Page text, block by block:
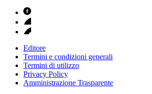
Editore
Termini e condizioni generali
Termini di utilizzo
Privacy Policy
Amministrazione Trasparente